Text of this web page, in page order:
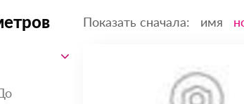
Показать сначала: имя